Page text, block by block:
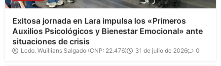
Exitosa jornada en Lara impulsa los «Primeros
Auxilios Psicológicos y Bienestar Emocional» ante
situaciones de crisis
Lcdo. Wuillians Salgado (CNP: 22.476) 31 de julio de 2026 0